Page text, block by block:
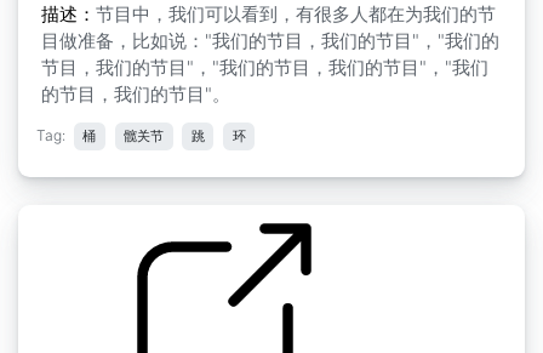
描述： 节目中，我们可以看到，有很多人都在为我们的节
目做准备，比如说："我们的节目，我们的节目"，"我们的
节目，我们的节目"，"我们的节目，我们的节目"，"我们
的节目，我们的节目"。
Tag: 桶 髋关节 跳 环